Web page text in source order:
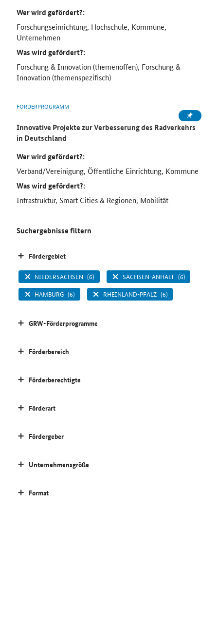
Wer wird gefördert?:
Forschungseinrichtung, Hochschule, Kommune,
Unternehmen
Was wird gefördert?:
Forschung & Innovation (themenoffen), Forschung &
Innovation (themenspezifisch)
FÖRDERPROGRAMM
Innovative Projekte zur Verbesserung des Radverkehrs
in Deutschland
Wer wird gefördert?:
Verband/Vereinigung, Öffentliche Einrichtung, Kommune
Was wird gefördert?:
Infrastruktur, Smart Cities & Regionen, Mobilität
Suchergebnisse filtern
Fördergebiet
NIEDERSACHSEN (6) SACHSEN-ANHALT (6)
HAMBURG (6) RHEINLAND-PFALZ (6)
GRW-Förderprogramme
Förderbereich
Förderberechtigte
Förderart
Fördergeber
Unternehmensgröße
Format